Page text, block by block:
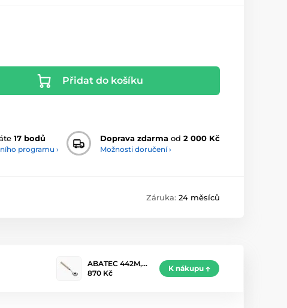
Přidat do košíku
17 bodů
programu ›
Doprava zdarma od 2 000 Kč
Možnosti doručení ›
Záruka: 24 měsíců
ABATEC 442M,…
870 Kč
K nákupu